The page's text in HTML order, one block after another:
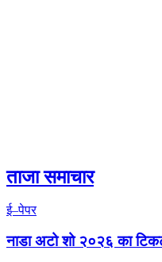
ताजा समाचार
ई–पेपर
नाडा अटो शो २०२६ का